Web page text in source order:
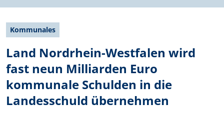
Kommunales
Land Nordrhein-Westfalen wird
fast neun Milliarden Euro
kommunale Schulden in die
Landesschuld übernehmen